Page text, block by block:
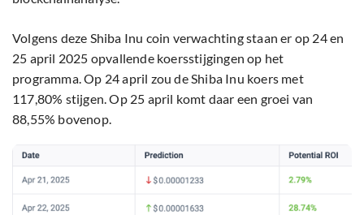
Volgens deze Shiba Inu coin verwachting staan er op 24 en
25 april 2025 opvallende koersstijgingen op het
programma. Op 24 april zou de Shiba Inu koers met
117,80% stijgen. Op 25 april komt daar een groei van
88,55% bovenop.